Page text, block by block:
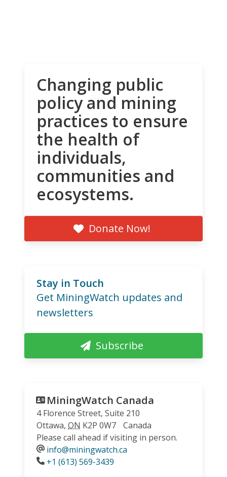
Changing public
policy and mining
practices to ensure
the health of
individuals,
communities and
ecosystems.
Donate Now!
Stay in Touch
Get MiningWatch updates and
newsletters
Subscribe
MiningWatch Canada
4 Florence Street, Suite 210
Ottawa, ON K2P 0W7
Canada
Please call ahead if visiting in person.
info@miningwatch.ca
Phone
+1 (613) 569-3439